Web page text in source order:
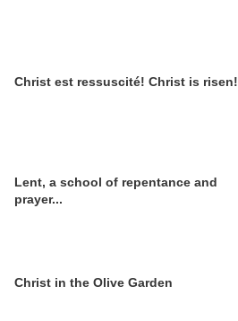
Christ est ressuscité! Christ is risen!
Lent, a school of repentance and
prayer...
Christ in the Olive Garden